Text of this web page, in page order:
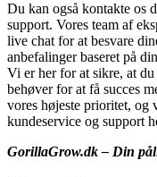
Du kan også kontakte os
support. Vores team af
live chat for at besvare
anbefalinger baseret på
Vi er her for at sikre, at
behøver for at få succes
vores højeste prioritet, og
kundeservice og support
GorillaGrow.dk – Din